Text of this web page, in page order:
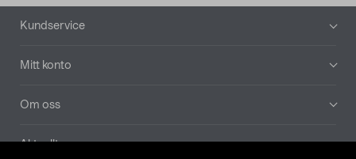
Sidfot
Kundservice
Mitt konto
Om oss
Aktuellt